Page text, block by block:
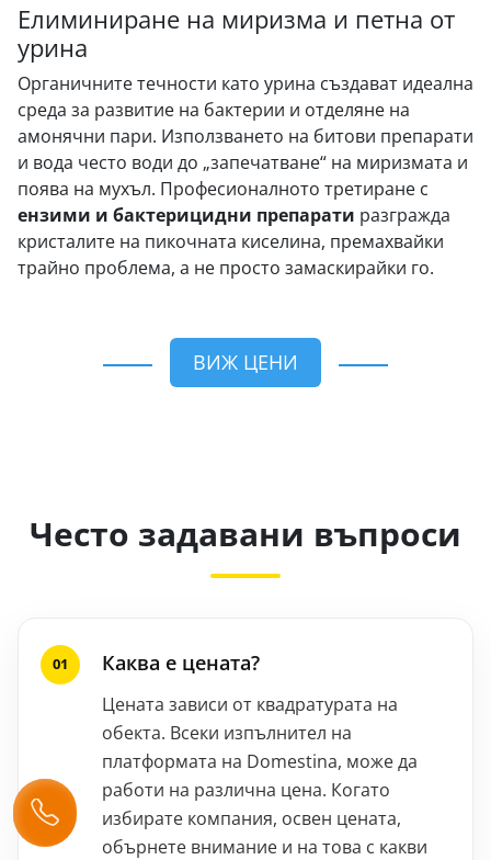
Елиминиране на миризма и петна от
урина
Органичните течности като урина създават идеална
среда за развитие на бактерии и отделяне на
амонячни пари. Използването на битови препарати
и вода често води до „запечатване“ на миризмата и
поява на мухъл. Професионалното третиране с
ензими и бактерицидни препарати разгражда
кристалите на пикочната киселина, премахвайки
трайно проблема, а не просто замаскирайки го.
ВИЖ ЦЕНИ
Често задавани въпроси
Каква е цената?
Цената зависи от квадратурата на
обекта. Всеки изпълнител на
платформата на Domestina, може да
работи на различна цена. Когато
избирате компания, освен цената,
обърнете внимание и на това с какви